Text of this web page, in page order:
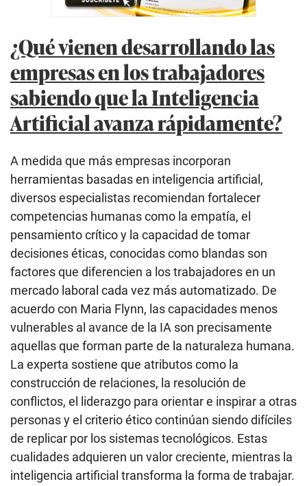
¿Qué vienen desarrollando las
empresas en los trabajadores
sabiendo que la Inteligencia
Artificial avanza rápidamente?
A medida que más empresas incorporan
herramientas basadas en inteligencia artificial,
diversos especialistas recomiendan fortalecer
competencias humanas como la empatía, el
pensamiento crítico y la capacidad de tomar
decisiones éticas, conocidas como blandas son
factores que diferencien a los trabajadores en un
mercado laboral cada vez más automatizado. De
acuerdo con Maria Flynn, las capacidades menos
vulnerables al avance de la IA son precisamente
aquellas que forman parte de la naturaleza humana.
La experta sostiene que atributos como la
construcción de relaciones, la resolución de
conflictos, el liderazgo para orientar e inspirar a otras
personas y el criterio ético continúan siendo difíciles
de replicar por los sistemas tecnológicos. Estas
cualidades adquieren un valor creciente, mientras la
inteligencia artificial transforma la forma de trabajar.